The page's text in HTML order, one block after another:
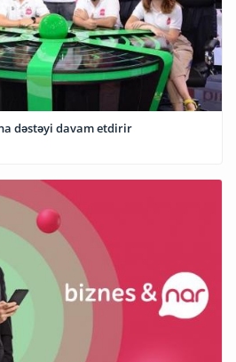
dəstəyi davam etdirir